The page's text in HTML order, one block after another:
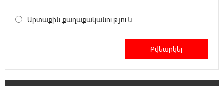
Մեր ուժը մեր աշխատակիցներն են. ԶՊՄԿ
10:02:07 8-08-2026
Արտաքին քաղաքականություն